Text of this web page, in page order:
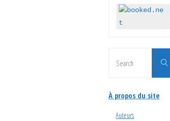
À propos du site
Auteurs